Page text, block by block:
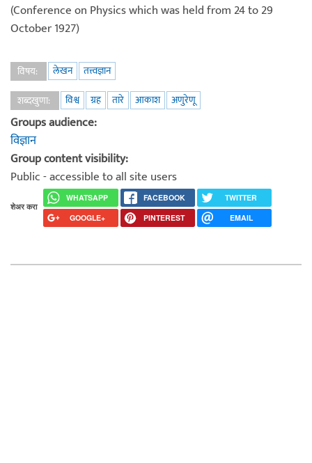
(Conference on Physics which was held from 24 to 29
October 1927)
विषय: लेखन
तत्त्वज्ञान
शब्दखुणा:
विश्व ग्रह तारे आकाश अणुरेणू
Groups audience:
विज्ञान
Group content visibility:
Public - accessible to all site users
शेअर करा
WHATSAPP FACEBOOK
TWITTER
GOOGLE+
PINTEREST EMAIL